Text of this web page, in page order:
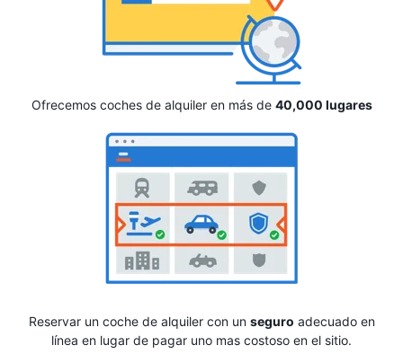
Ofrecemos coches de alquiler en más de 40,000 lugares
Reservar un coche de alquiler con un seguro adecuado en
línea en lugar de pagar uno mas costoso en el sitio.